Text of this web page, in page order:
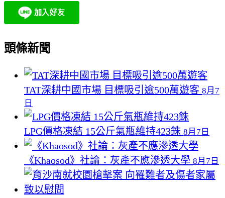
頭條新聞
TAT深耕中國市場 目標吸引逾500萬遊客 8月7
日
LPG價格凍結 15公斤氣瓶維持423銖 8月7日
《Khaosod》社論：灰產不應滲透大學 8月7日